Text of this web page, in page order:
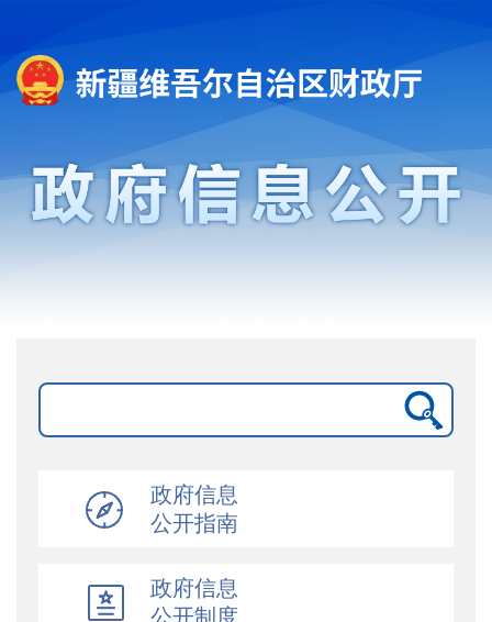
政府信息
公开指南
政府信息
公开制度